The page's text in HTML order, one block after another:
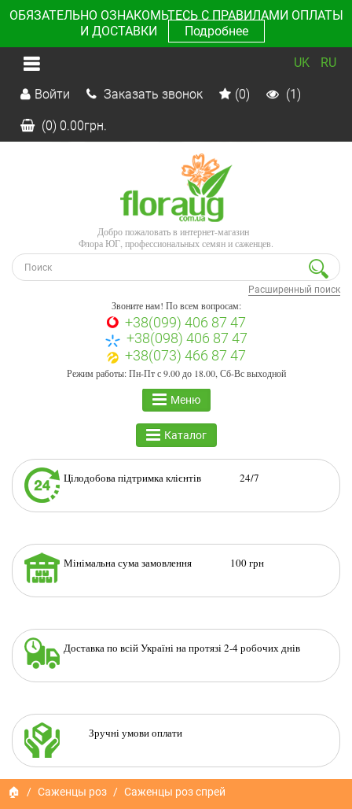
ОБЯЗАТЕЛЬНО ОЗНАКОМЬТЕСЬ С ПРАВИЛАМИ ОПЛАТЫ
И ДОСТАВКИ
Подробнее
UK RU
Войти Заказать звонок (0) (1)
(0) 0.00грн.
Добро пожаловать в интернет-магазин
Флора ЮГ, профессиональных семян и саженцев.
Расширенный поиск
Звоните нам! По всем вопросам:
+38(099) 406 87 47
+38(098) 406 87 47
+38(073) 466 87 47
Режим работы: Пн-Пт с 9.00 до 18.00, Сб-Вс выходной
Меню
Каталог
Цілодобова підтримка клієнтів 24/7
Мінімальна сума замовлення 100 грн
Доставка по всій Україні на протязі 2-4 робочих днів
Зручні умови оплати
🏠 Саженцы роз
Саженцы роз спрей